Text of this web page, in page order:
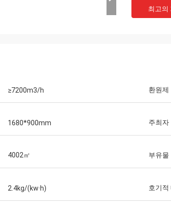
최고의
≥7200m3/h 환원제
1680*900mm 주최자
4002㎡ 부유물
2.4kg/(kw·h) 호기적